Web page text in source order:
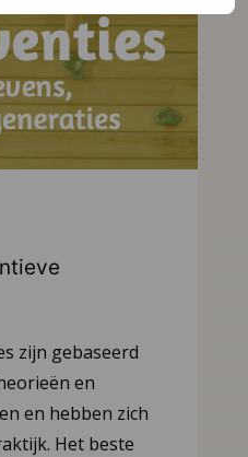
zijn gebaseerd
en
en hebben zich
Het beste